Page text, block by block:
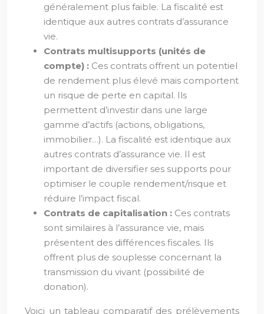
généralement plus faible. La fiscalité est
identique aux autres contrats d’assurance
vie.
Contrats multisupports (unités de
compte) : Ces contrats offrent un potentiel
de rendement plus élevé mais comportent
un risque de perte en capital. Ils
permettent d’investir dans une large
gamme d’actifs (actions, obligations,
immobilier…). La fiscalité est identique aux
autres contrats d’assurance vie. Il est
important de diversifier ses supports pour
optimiser le couple rendement/risque et
réduire l’impact fiscal.
Contrats de capitalisation : Ces contrats
sont similaires à l’assurance vie, mais
présentent des différences fiscales. Ils
offrent plus de souplesse concernant la
transmission du vivant (possibilité de
donation).
Voici un tableau comparatif des prélèvements